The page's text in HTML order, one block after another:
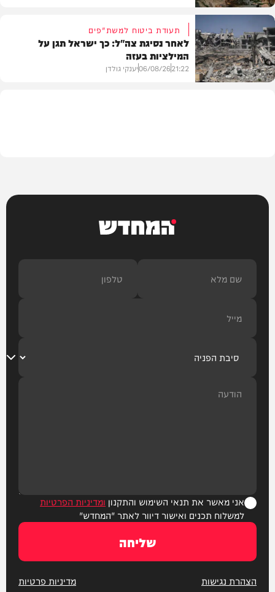
צבא וביטחון
תעודת ביטוח למשת"פים
לאחר נסיגת צה"ל: כך ישראל תגן על
המילציות בעזה
21:22
06/08/26יענקי גולדן
המחדש
אני מאשר את תנאי השימוש והתקנון ומדיניות הפרטיות
למשלוח תכנים ואישור דיוור לאתר "המחדש"
שליחה
הצהרת נגישות מדיניות פרטיות